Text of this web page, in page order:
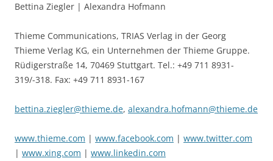
Bettina Ziegler | Alexandra Hofmann
Thieme Communications, TRIAS Verlag in der Georg
Thieme Verlag KG, ein Unternehmen der Thieme Gruppe.
Rüdigerstraße 14, 70469 Stuttgart. Tel.: +49 711 8931-
319/-318. Fax: +49 711 8931-167
bettina.ziegler@thieme.de, alexandra.hofmann@thieme.de
www.thieme.com | www.facebook.com | www.twitter.com
| www.xing.com | www.linkedin.com